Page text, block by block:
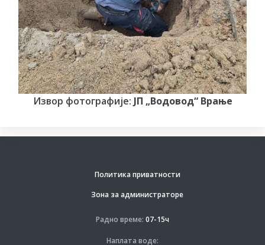
Извор фотографије: ЈП „Водовод“ Врање
Политика приватности
Зона за администраторе
Радно време: 07-15ч
Наплата воде: